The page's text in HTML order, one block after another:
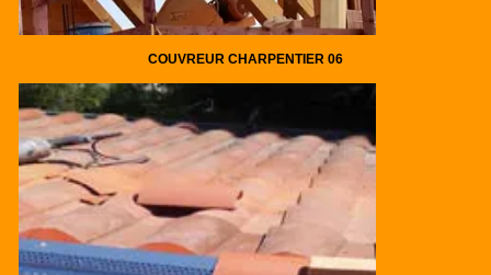
COUVREUR CHARPENTIER 06